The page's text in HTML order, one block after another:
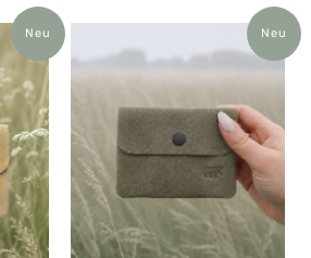
Neu Neu